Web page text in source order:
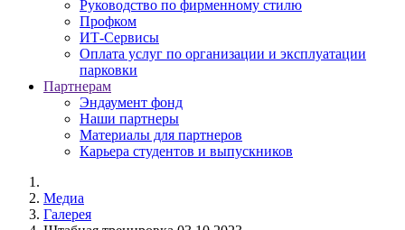
Руководство по фирменному стилю
Профком
ИТ-Сервисы
Оплата услуг по организации и эксплуатации
парковки
Партнерам
Эндаумент фонд
Наши партнеры
Материалы для партнеров
Карьера студентов и выпускников
Медиа
Галерея